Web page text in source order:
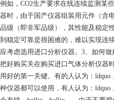
例如，CO2生产要求在线连续监测某
器时，由于国产仪器组装用元件（含
品级（即非军品级），其性能及稳定
到稳定可靠是很困难的，难以实现连
应考虑选用进口分析仪器。3、如何做
把好购买关在购买进口气体分析仪器
用好的第一关键。有的人认为：
种仪器都可以使用，有人认为：